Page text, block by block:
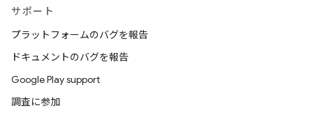
サポート
プラットフォームのバグを報告
ドキュメントのバグを報告
Google Play support
調査に参加